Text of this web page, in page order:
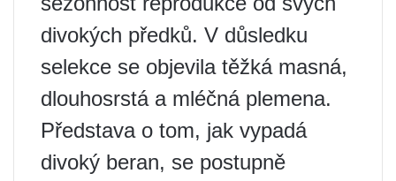
divokých předků. V důsledku
selekce se objevila těžká masná,
dlouhosrstá a mléčná plemena.
Představa o tom, jak vypadá
divoký beran, se postupně